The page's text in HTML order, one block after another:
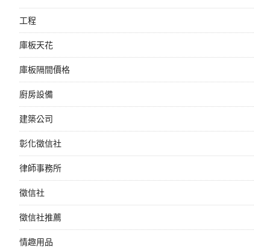
工程
庫板天花
庫板隔間價格
廚房設備
建築公司
彰化徵信社
律師事務所
徵信社
徵信社推薦
情趣用品